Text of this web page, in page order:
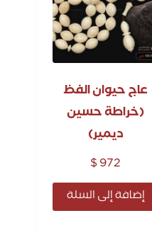
عاج حيوان الفظ
(خراطة حسين
ديمير)
$972
إضافة إلى السلة